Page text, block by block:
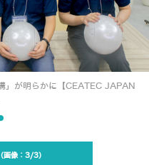
」が明らかに【CEATEC JAPAN
3/3